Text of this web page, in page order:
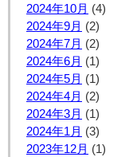
2024年10月 (4)
2024年9月 (2)
2024年7月 (2)
2024年6月 (1)
2024年5月 (1)
2024年4月 (2)
2024年3月 (1)
2024年1月 (3)
2023年12月 (1)